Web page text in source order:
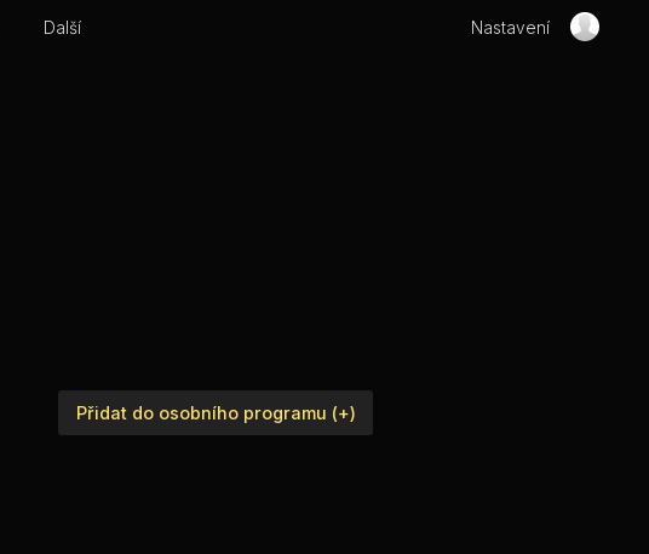
Další Nastavení
Přidat do osobního programu (+)